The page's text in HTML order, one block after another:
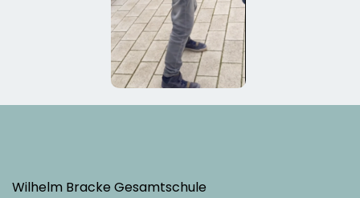
Wilhelm Bracke Gesamtschule